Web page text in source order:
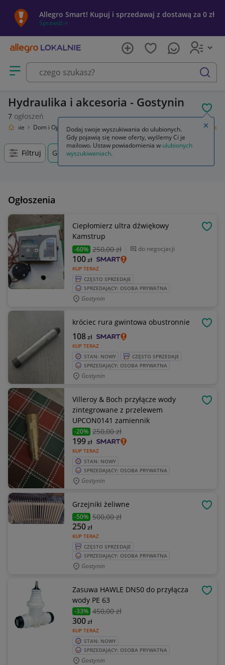
Allegro Smart! Kupuj i sprzedawaj z dostawą za 0 zł
Sprawdź »
Otwórz menu z kategoriami
szukaj
Hydraulika i akcesoria - Gostynin
7 ogłoszeń
Dom i Ogród Budownictwo i Akcesoria Hydraulika i akcesoria
Filtruj Gostynin, Mazowieckie, +0 km
Ogłoszenia
Ciepłomierz ultra dźwiękowy
Kamstrup
-60% 250,00 zł do negocjacji
KUP TERAZ
100zł
CZĘSTO SPRZEDAJE
SPRZEDAJĄCY: OSOBA PRYWATNA
Gostynin
króciec rura gwintowa obustronnie
KUP TERAZ
108zł
STAN: NOWY
CZĘSTO SPRZEDAJE
SPRZEDAJĄCY: OSOBA PRYWATNA
Gostynin
Villeroy & Boch przyłącze wody
zintegrowane z przelewem
UPCON0141 zamiennik
-20% 250,00 zł
KUP TERAZ
199zł
STAN: NOWY
SPRZEDAJĄCY: OSOBA PRYWATNA
Gostynin
Grzejniki żeliwne
-50% 500,00 zł
KUP TERAZ
250zł
CZĘSTO SPRZEDAJE
SPRZEDAJĄCY: OSOBA PRYWATNA
Gostynin
Zasuwa HAWLE DN50 do przyłącza
wody PE 63
-33% 450,00 zł
KUP TERAZ
300zł
STAN: NOWY
SPRZEDAJĄCY: OSOBA PRYWATNA
Gostynin
Dodaj swoje wyszukiwania do ulubionych.
Gdy pojawią się nowe oferty, wyślemy Ci je
mailowo. Ustaw powiadomienia w ulubionych
wyszukiwaniach.